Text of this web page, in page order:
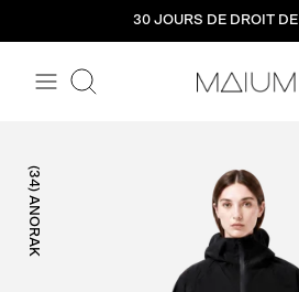
contenu
30 JOURS DE DROIT
Rechercher
(34) ANORAK